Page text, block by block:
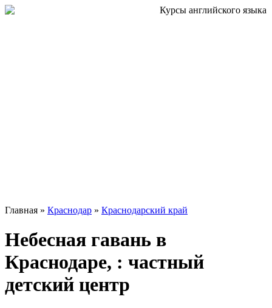
Главная » Краснодар » Краснодарский край
Небесная гавань в
Краснодаре, : частный
детский центр